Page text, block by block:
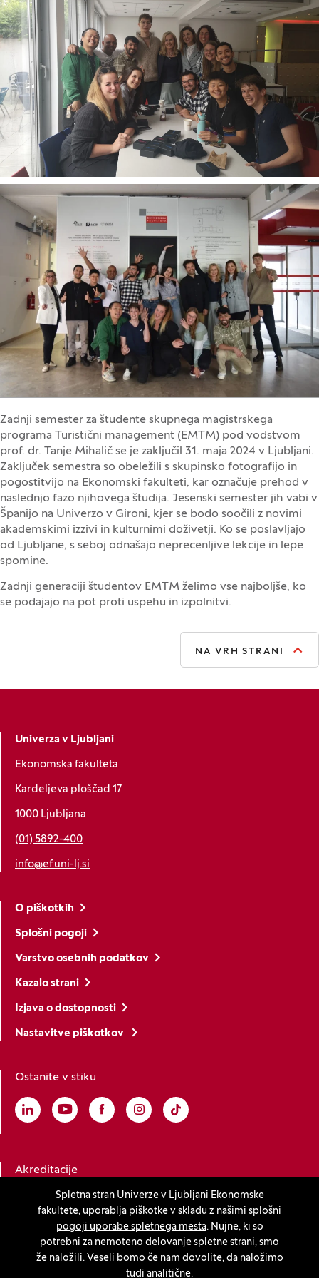
Spletna stran Univerze v Ljubljani Ekonomske
fakultete, uporablja piškotke v skladu z našimi splošni
pogoji uporabe spletnega mesta. Nujne, ki so
potrebni za nemoteno delovanje spletne strani, smo
že naložili. Veseli bomo če nam dovolite, da naložimo
tudi analitične.
Zadnji semester za študente skupnega magistrskega
programa Turistični management (EMTM) pod vodstvom
prof. dr. Tanje Mihalič se je zaključil 31. maja 2024 v Ljubljani.
Zaključek semestra so obeležili s skupinsko fotografijo in
pogostitvijo na Ekonomski fakulteti, kar označuje prehod v
naslednjo fazo njihovega študija. Jesenski semester jih vabi v
Španijo na Univerzo v Gironi, kjer se bodo soočili z novimi
akademskimi izzivi in kulturnimi doživetji. Ko se poslavljajo
od Ljubljane, s seboj odnašajo neprecenljive lekcije in lepe
spomine.
Zadnji generaciji študentov EMTM želimo vse najboljše, ko
se podajajo na pot proti uspehu in izpolnitvi.
NA VRH STRANI
Univerza v Ljubljani
Ekonomska fakulteta
Kardeljeva ploščad 17
1000 Ljubljana
(01) 5892-400
info@ef.uni-lj.si
O piškotkih
Splošni pogoji
Varstvo osebnih podatkov
Kazalo strani
Izjava o dostopnosti
Nastavitve piškotkov
Ostanite v stiku
Linkedin
(Odpre se v novem oknu)
Youtube
(Odpre se v novem oknu)
Facebook
(Odpre se v novem oknu)
Instagram
(Odpre se v novem oknu)
TikTok
(Odpre se v novem oknu)
Akreditacije
(Odpre se v novem oknu)